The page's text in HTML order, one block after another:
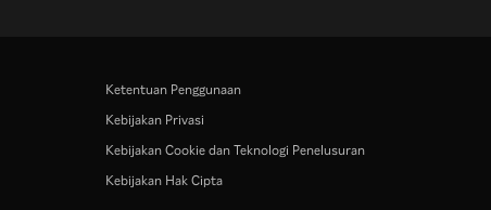
Ketentuan Penggunaan
Kebijakan Privasi
Kebijakan Cookie dan Teknologi Penelusuran
Kebijakan Hak Cipta